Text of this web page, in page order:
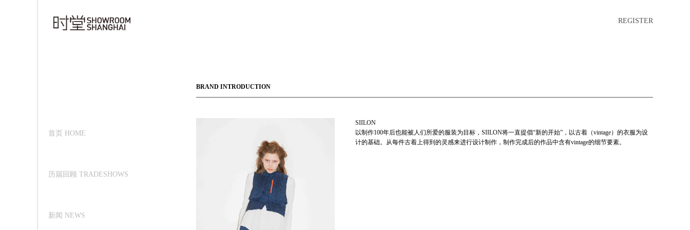
REGISTER
首页 HOME
历届回顾 TRADESHOWS
新闻 NEWS
BRAND INTRODUCTION
SIILON
以制作100年后也能被人们所爱的服装为目标，SIILON将一直提倡“新的开始”，以古着（vintage）的衣服为设
计的基础。从每件古着上得到的灵感来进行设计制作，制作完成后的作品中含有vintage的细节要素。